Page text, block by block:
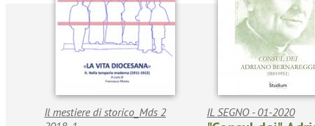
Il mestiere di storico_Mds 2
IL SEGNO - 01-2020